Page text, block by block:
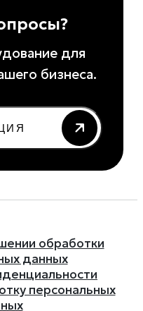
для
бизнеса.
обработки
данных
персональных